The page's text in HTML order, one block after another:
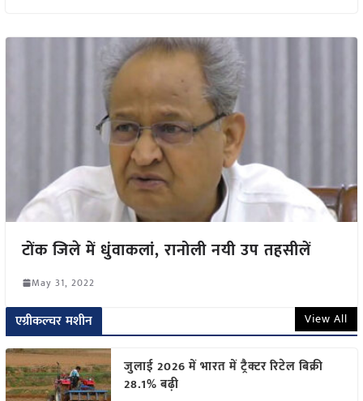
टोंक जिले में धुंवाकलां, रानोली नयी उप तहसीलें
May 31, 2022
एग्रीकल्चर मशीन View All
जुलाई 2026 में भारत में ट्रैक्टर रिटेल बिक्री
28.1% बढ़ी